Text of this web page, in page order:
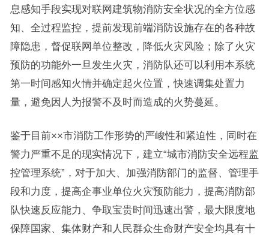
息感知手段实现对联网建筑物消防安全状况的全方位感
知、全过程监控，提前发现前端消防设施存在的各种故
障隐患，督促联网单位整改，降低火灾风险；除了火灾
预防的功能外一旦发生火灾，消防队还可以利用本系统
第一时间感知火情并确定起火位置，快速调集处置力
量，避免因人为报警不及时而造成的火势蔓延。
鉴于目前××市消防工作形势的严峻性和紧迫性，同时在
警力严重不足的现实情况下，建立“城市消防安全远程监
控管理系统”，对于加大、加强消防部门的监督、管理手
段和力度，提高企事业单位火灾预防能力，提高消防部
队快速反应能力、争取宝贵时间迅速出警，最大限度地
保障国家、集体财产和人民群众生命财产安全均具有十